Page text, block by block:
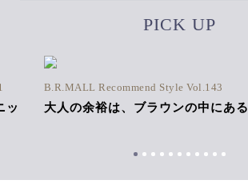
PICK UP
ッ
B.R.MALL Recommend Style Vol.143
大人の余裕は、ブラウンの中にある